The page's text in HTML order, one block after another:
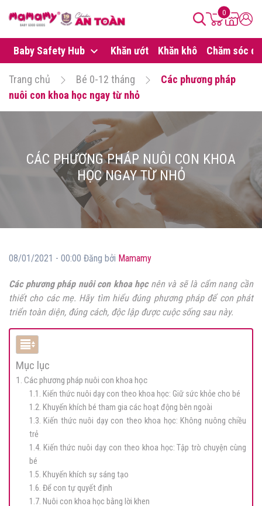
0
Baby Safety Hub Khăn ướt Khăn khô Chăm sóc da
Trang chủ Bé 0-12 tháng
Các phương pháp
nuôi con khoa học ngay từ nhỏ
CÁC PHƯƠNG PHÁP NUÔI CON KHOA
HỌC NGAY TỪ NHỎ
08/01/2021 - 00:00 Đăng bởi Mamamy
Các phương pháp nuôi con khoa họcnên và sẽ là cẩm nang cần
thiết cho các mẹ. Hãy tìm hiểu đúng phương pháp để con phát
triển toàn diện, đúng cách, độc lập được cuộc sống sau này.
Mục lục
1. Các phương pháp nuôi con khoa học
1.1. Kiến thức nuôi dạy con theo khoa học: Giữ sức khỏe cho bé
1.2. Khuyến khích bé tham gia các hoạt động bên ngoài
1.3. Kiến thức nuôi dạy con theo khoa học: Không nuông chiều
trẻ
1.4. Kiến thức nuôi dạy con theo khoa học: Tập trò chuyện cùng
bé
1.5. Khuyến khích sự sáng tạo
1.6. Để con tự quyết định
1.7. Nuôi con khoa học bằng lời khen